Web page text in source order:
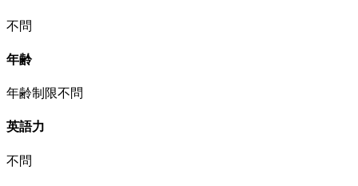
不問
年齢
年齢制限不問
英語力
不問